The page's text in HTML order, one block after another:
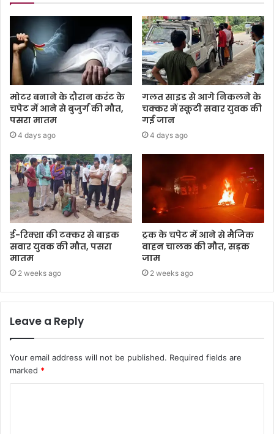
मोटर बनाने के दौरान करंट के
चपेट में आने से बुजुर्ग की मौत,
पसरा मातम
4 days ago
गलत साइड से आगे निकलने के
चक्कर में स्कूटी सवार युवक की
गई जान
4 days ago
ई-रिक्शा की टक्कर से बाइक
सवार युवक की मौत, पसरा
मातम
2 weeks ago
ट्रक के चपेट में आने से मैजिक
वाहन चालक की मौत, सड़क
जाम
2 weeks ago
Leave a Reply
Your email address will not be published. Required fields are
marked *